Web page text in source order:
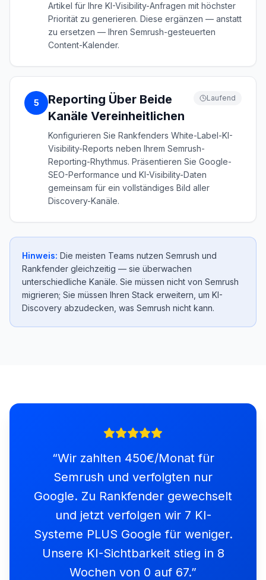
Artikel für Ihre KI-Visibility-Anfragen mit höchster
Priorität zu generieren. Diese ergänzen — anstatt
zu ersetzen — Ihren Semrush-gesteuerten
Content-Kalender.
5
Reporting Über Beide
Kanäle Vereinheitlichen
Laufend
Konfigurieren Sie Rankfenders White-Label-KI-
Visibility-Reports neben Ihrem Semrush-
Reporting-Rhythmus. Präsentieren Sie Google-
SEO-Performance und KI-Visibility-Daten
gemeinsam für ein vollständiges Bild aller
Discovery-Kanäle.
Hinweis: Die meisten Teams nutzen Semrush und
Rankfender gleichzeitig — sie überwachen
unterschiedliche Kanäle. Sie müssen nicht von Semrush
migrieren; Sie müssen Ihren Stack erweitern, um KI-
Discovery abzudecken, was Semrush nicht kann.
“Wir zahlten 450€/Monat für
Semrush und verfolgten nur
Google. Zu Rankfender gewechselt
und jetzt verfolgen wir 7 KI-
Systeme PLUS Google für weniger.
Unsere KI-Sichtbarkeit stieg in 8
Wochen von 0 auf 67.”